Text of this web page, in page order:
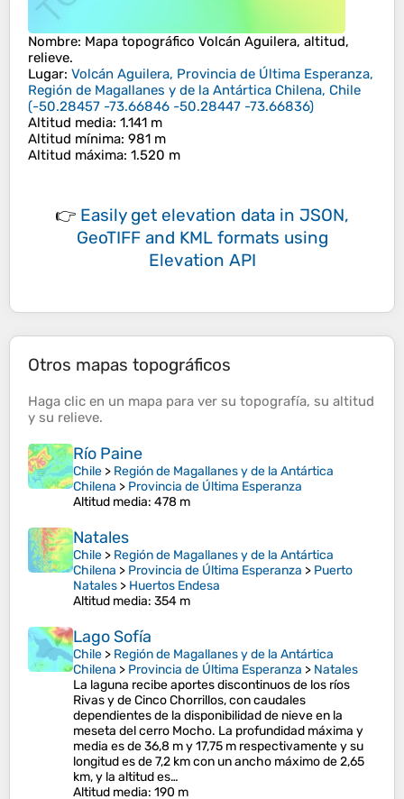
Nombre: Mapa topográfico Volcán Aguilera, altitud,
relieve.
Lugar: Volcán Aguilera, Provincia de Última Esperanza,
Región de Magallanes y de la Antártica Chilena, Chile
(-50.28457 -73.66846 -50.28447 -73.66836)
Altitud media: 1.141 m
Altitud mínima: 981 m
Altitud máxima: 1.520 m
👉 Easily get elevation data in JSON,
GeoTIFF and KML formats using
Elevation API
Otros mapas topográficos
Haga clic en un mapa para ver su topografía, su altitud
y su relieve.
Río Paine
Chile > Región de Magallanes y de la Antártica
Chilena > Provincia de Última Esperanza
Altitud media: 478 m
Natales
Chile > Región de Magallanes y de la Antártica
Chilena > Provincia de Última Esperanza > Puerto
Natales > Huertos Endesa
Altitud media: 354 m
Lago Sofía
Chile > Región de Magallanes y de la Antártica
Chilena > Provincia de Última Esperanza > Natales
La laguna recibe aportes discontinuos de los ríos
Rivas y de Cinco Chorrillos, con caudales
dependientes de la disponibilidad de nieve en la
meseta del cerro Mocho. La profundidad máxima y
media es de 36,8 m y 17,75 m respectivamente y su
longitud es de 7,2 km con un ancho máximo de 2,65
km, y la altitud es…
Altitud media: 190 m